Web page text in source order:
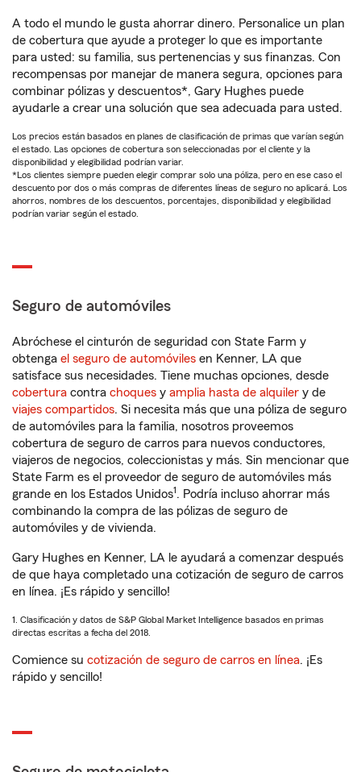
A todo el mundo le gusta ahorrar dinero. Personalice un plan
de cobertura que ayude a proteger lo que es importante
para usted: su familia, sus pertenencias y sus finanzas. Con
recompensas por manejar de manera segura, opciones para
combinar pólizas y descuentos*, Gary Hughes puede
ayudarle a crear una solución que sea adecuada para usted.
Los precios están basados en planes de clasificación de primas que varían según
el estado. Las opciones de cobertura son seleccionadas por el cliente y la
disponibilidad y elegibilidad podrían variar.
*Los clientes siempre pueden elegir comprar solo una póliza, pero en ese caso el
descuento por dos o más compras de diferentes líneas de seguro no aplicará. Los
ahorros, nombres de los descuentos, porcentajes, disponibilidad y elegibilidad
podrían variar según el estado.
Seguro de automóviles
Abróchese el cinturón de seguridad con State Farm y
obtenga el seguro de automóviles en Kenner, LA que
satisface sus necesidades. Tiene muchas opciones, desde
cobertura contra choques y amplia hasta de alquiler y de
viajes compartidos. Si necesita más que una póliza de seguro
de automóviles para la familia, nosotros proveemos
cobertura de seguro de carros para nuevos conductores,
viajeros de negocios, coleccionistas y más. Sin mencionar que
State Farm es el proveedor de seguro de automóviles más
grande en los Estados Unidos1. Podría incluso ahorrar más
combinando la compra de las pólizas de seguro de
automóviles y de vivienda.
Gary Hughes en Kenner, LA le ayudará a comenzar después
de que haya completado una cotización de seguro de carros
en línea. ¡Es rápido y sencillo!
1. Clasificación y datos de S&P Global Market Intelligence basados en primas
directas escritas a fecha del 2018.
Comience su cotización de seguro de carros en línea. ¡Es
rápido y sencillo!